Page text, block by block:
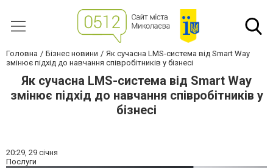
Головна Бізнес новини
Як сучасна LMS-система від Smart Way
змінює підхід до навчання співробітників у бізнесі
Як сучасна LMS-система від Smart Way
змінює підхід до навчання співробітників у
бізнесі
20:29, 29 січня
Послуги